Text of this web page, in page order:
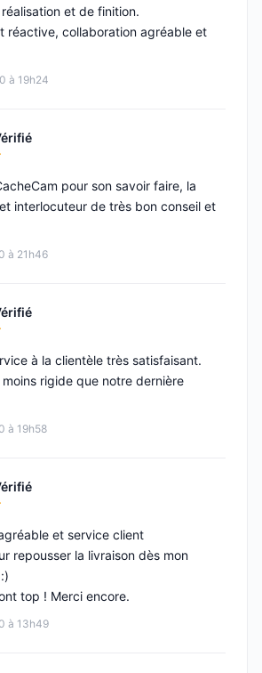
à 19h24
et de finition.
réactive, collaboration agréable et
à 21h46
pour son savoir faire, la
interlocuteur de très bon conseil et
à 19h58
à la clientèle très satisfaisant.
rigide que notre dernière
à 13h49
et service client
repousser la livraison dès mon
top ! Merci encore.